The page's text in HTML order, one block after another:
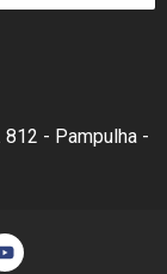
812 - Pampulha -
Y
o
u